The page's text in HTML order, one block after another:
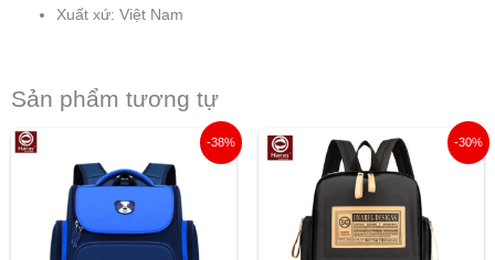
Xuất xứ: Việt Nam
Sản phẩm tương tự
-38%
là:
290.000 ₫.
tại
là:
179.000 ₫.
-30%
Giá
gốc
là:
199.000 ₫.
hiện
tại
là:
139.000 ₫.